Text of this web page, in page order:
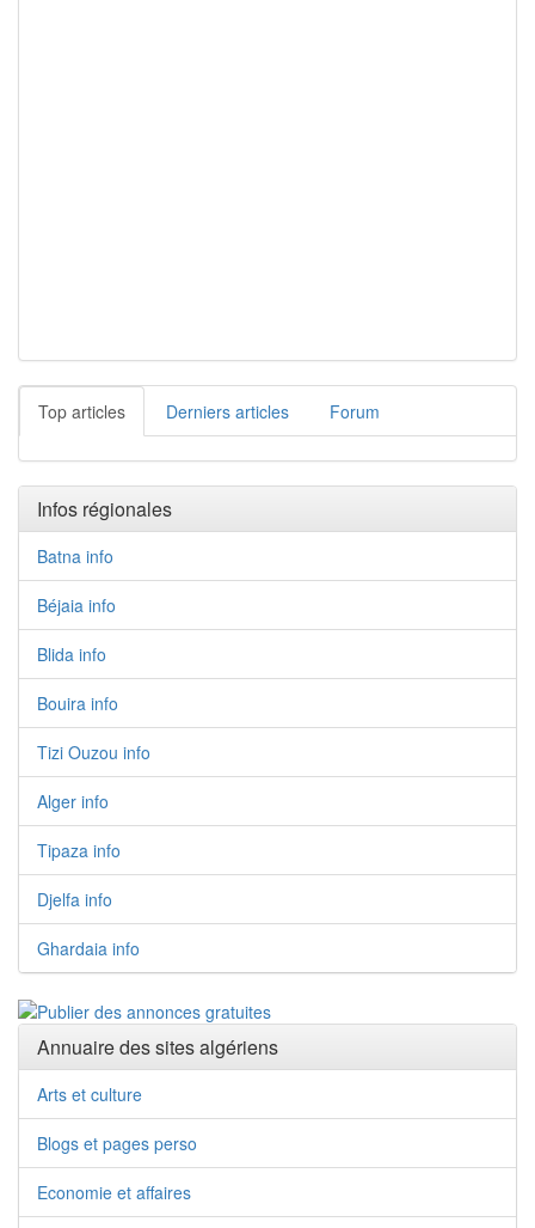
Top articles Derniers articles Forum
Infos régionales
Batna info
Béjaia info
Blida info
Bouira info
Tizi Ouzou info
Alger info
Tipaza info
Djelfa info
Ghardaia info
Annuaire des sites algériens
Arts et culture
Blogs et pages perso
Economie et affaires